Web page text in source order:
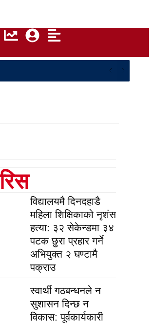
विद्यालयमै दिनदहाडै
महिला शिक्षिकाको नृशंस
हत्या: ३२ सेकेन्डमा ३४
पटक छुरा प्रहार गर्ने
अभियुक्त २ घण्टामै
पक्राउ
स्वार्थी गठबन्धनले न
सुशासन दिन्छ न
विकास: पूर्वकार्यकारी